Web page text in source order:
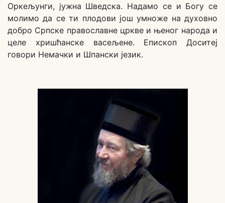
Оркељунги, јужна Шведска. Надамо се и Богу се
молимо да се ти плодови још умноже на духовно
добро Српске православне цркве и њеног народа и
целе хришћанске васељене. Епископ Доситеј
говори Немачки и Шпански језик.